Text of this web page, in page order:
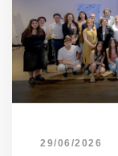
29/06/2026